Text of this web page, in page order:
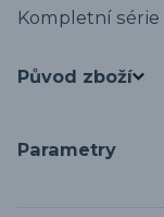
Kompletní
Původ zboží
Parametry